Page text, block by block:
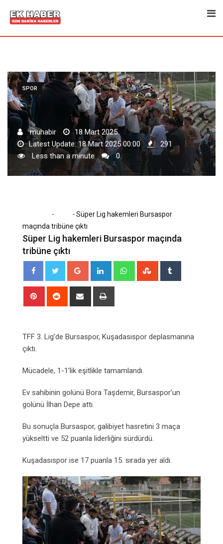
SPOR
muhabir
18 Mart 2025
Latest Update: 18 Mart 2025 00:00
291
Less than a minute
0
- -Süper Lig hakemleri Bursaspor
maçında tribüne çıktı
Süper Lig hakemleri Bursaspor maçında
tribüne çıktı
Google+ LinkedIn WhatsappStumbleUpon
Pinterest Reddit
Share
TFF 3. Lig’de Bursaspor, Kuşadasıspor deplasmanına
çıktı.
Mücadele, 1-1’lik eşitlikle tamamlandı.
Ev sahibinin golünü Bora Taşdemir, Bursaspor’un
golünü İlhan Depe attı.
Bu sonuçla Bursaspor, galibiyet hasretini 3 maça
yükseltti ve 52 puanla liderliğini sürdürdü.
Kuşadasıspor ise 17 puanla 15. sırada yer aldı.